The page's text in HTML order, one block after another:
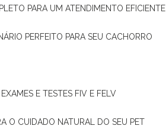
PARA UM ATENDIMENTO EFICIENTE
PERFEITO PARA SEU CACHORRO
E TESTES FIV E FELV
O CUIDADO NATURAL DO SEU PET